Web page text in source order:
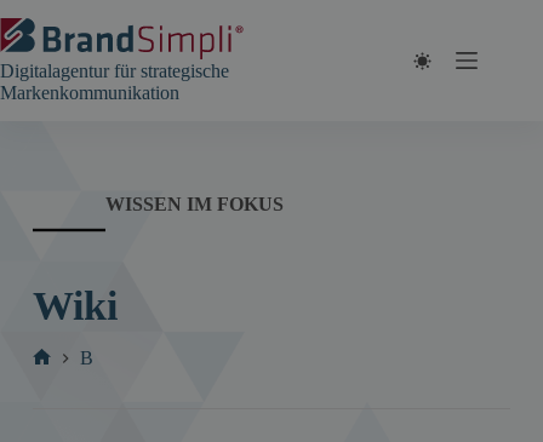
Inhalt
springen
Digitalagentur für strategische
Markenkommunikation
WISSEN IM FOKUS
Wiki
B